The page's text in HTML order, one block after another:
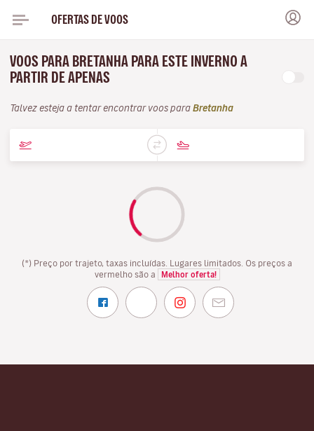
OFERTAS DE VOOS
VOOS PARA BRETANHA PARA ESTE INVERNO A
PARTIR DE APENAS
Talvez esteja a tentar encontrar voos para Bretanha
(*) Preço por trajeto, taxas incluídas. Lugares limitados. Os preços a
vermelho são a
Melhor oferta!